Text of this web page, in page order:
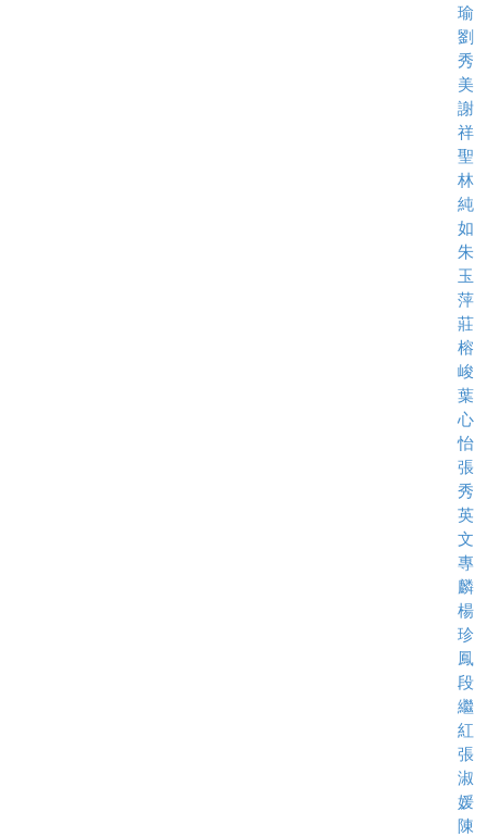
瑜
劉
秀
美
謝
祥
聖
林
純
如
朱
玉
萍
莊
榕
峻
葉
心
怡
張
秀
英
文
專
麟
楊
珍
鳳
段
繼
紅
張
淑
媛
陳